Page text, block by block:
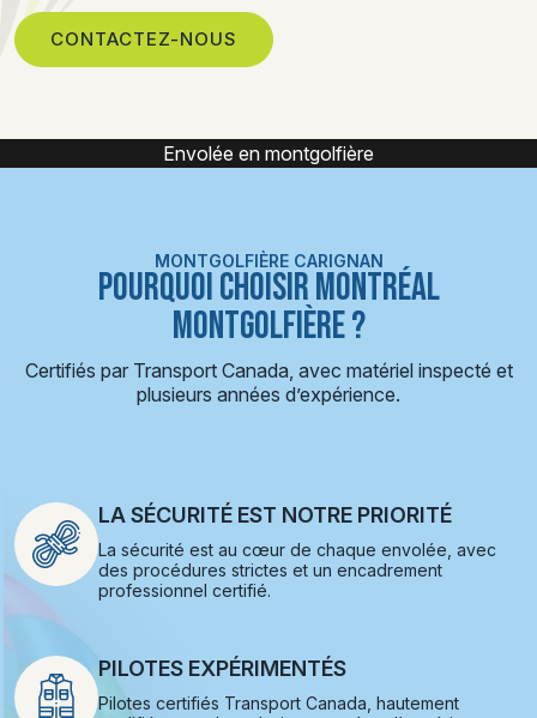
CONTACTEZ-NOUS
Expérience montgolfière
MONTGOLFIÈRE CARIGNAN
POURQUOI CHOISIR MONTRÉAL
MONTGOLFIÈRE ?
Certifiés par Transport Canada, avec matériel inspecté et
plusieurs années d’expérience.
LA SÉCURITÉ EST NOTRE PRIORITÉ
La sécurité est au cœur de chaque envolée, avec
des procédures strictes et un encadrement
professionnel certifié.
PILOTES EXPÉRIMENTÉS
Pilotes certifiés Transport Canada, hautement